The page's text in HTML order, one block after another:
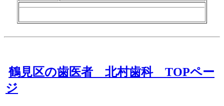
鶴見区の歯医者 北村歯科 TOPペー
ジ